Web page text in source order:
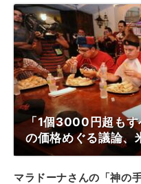
「1個3000円超もす
の価格めぐる議論、
マラドーナさんの「神の